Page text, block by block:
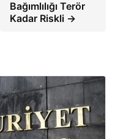
Bağımlılığı Terör
Kadar Riskli →